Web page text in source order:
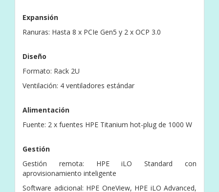
Expansión
Ranuras: Hasta 8 x PCIe Gen5 y 2 x OCP 3.0
Diseño
Formato: Rack 2U
Ventilación: 4 ventiladores estándar
Alimentación
Fuente: 2 x fuentes HPE Titanium hot-plug de 1000 W
Gestión
Gestión remota: HPE iLO Standard con
aprovisionamiento inteligente
Software adicional: HPE OneView, HPE iLO Advanced,